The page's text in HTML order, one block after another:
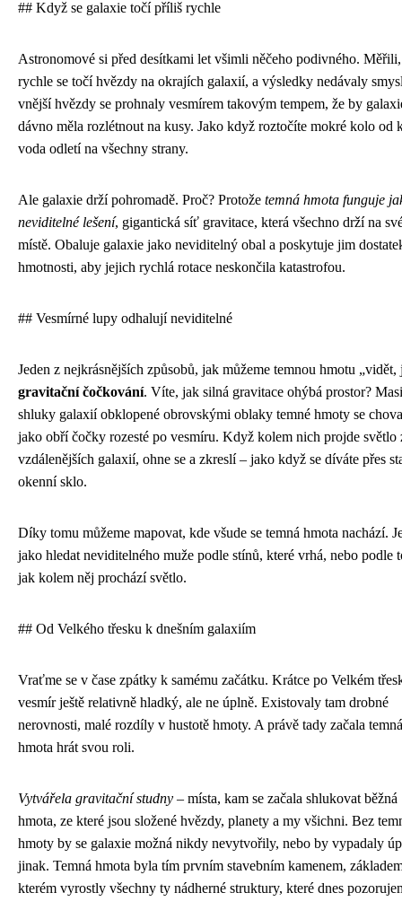
## Když se galaxie točí příliš rychle
Astronomové si před desítkami let všimli něčeho podivného.
rychle se točí hvězdy na okrajích galaxií, a výsledky nedávaly
vnější hvězdy se prohnaly vesmírem takovým tempem, že by
dávno měla rozlétnout na kusy. Jako když roztočíte mokré kolo od
voda odletí na všechny strany.
Ale galaxie drží pohromadě. Proč? Protože temná hmota funguje
neviditelné lešení, gigantická síť gravitace, která všechno drží na
místě. Obaluje galaxie jako neviditelný obal a poskytuje jim
hmotnosti, aby jejich rychlá rotace neskončila katastrofou.
## Vesmírné lupy odhalují neviditelné
Jeden z nejkrásnějších způsobů, jak můžeme temnou hmotu „vidět,
gravitační čočkování. Víte, jak silná gravitace ohýbá prostor?
shluky galaxií obklopené obrovskými oblaky temné hmoty se
jako obří čočky rozesté po vesmíru. Když kolem nich projde světlo
vzdálenějších galaxií, ohne se a zkreslí – jako když se díváte přes
okenní sklo.
Díky tomu můžeme mapovat, kde všude se temná hmota nachází.
jako hledat neviditelného muže podle stínů, které vrhá, nebo podle
jak kolem něj prochází světlo.
## Od Velkého třesku k dnešním galaxiím
Vraťme se v čase zpátky k samému začátku. Krátce po Velkém
vesmír ještě relativně hladký, ale ne úplně. Existovaly tam drobné
nerovnosti, malé rozdíly v hustotě hmoty. A právě tady začala temná
hmota hrát svou roli.
Vytvářela gravitační studny – místa, kam se začala shlukovat běžná
hmota, ze které jsou složené hvězdy, planety a my všichni. Bez
hmoty by se galaxie možná nikdy nevytvořily, nebo by vypadaly
jinak. Temná hmota byla tím prvním stavebním kamenem,
kterém vyrostly všechny ty nádherné struktury, které dnes